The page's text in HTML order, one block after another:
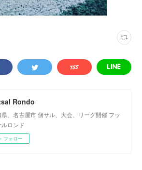
Rondo
県、名古屋市 個サル、大会、リーグ開催 フッ
ルロンド
フォロー